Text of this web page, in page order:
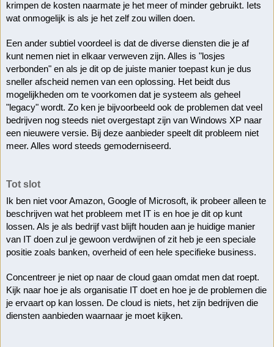
krimpen de kosten naarmate je het meer of minder gebruikt. Iets
wat onmogelijk is als je het zelf zou willen doen.
Een ander subtiel voordeel is dat de diverse diensten die je af
kunt nemen niet in elkaar verweven zijn. Alles is "losjes
verbonden" en als je dit op de juiste manier toepast kun je dus
sneller afscheid nemen van een oplossing. Het beidt dus
mogelijkheden om te voorkomen dat je systeem als geheel
"legacy" wordt. Zo ken je bijvoorbeeld ook de problemen dat veel
bedrijven nog steeds niet overgestapt zijn van Windows XP naar
een nieuwere versie. Bij deze aanbieder speelt dit probleem niet
meer. Alles word steeds gemoderniseerd.
Tot slot
Ik ben niet voor Amazon, Google of Microsoft, ik probeer alleen te
beschrijven wat het probleem met IT is en hoe je dit op kunt
lossen. Als je als bedrijf vast blijft houden aan je huidige manier
van IT doen zul je gewoon verdwijnen of zit heb je een speciale
positie zoals banken, overheid of een hele specifieke business.
Concentreer je niet op naar de cloud gaan omdat men dat roept.
Kijk naar hoe je als organisatie IT doet en hoe je de problemen die
je ervaart op kan lossen. De cloud is niets, het zijn bedrijven die
diensten aanbieden waarnaar je moet kijken.